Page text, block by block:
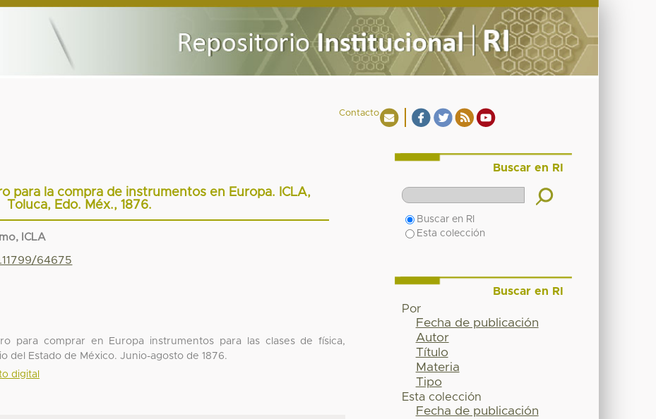
Contacto
para la compra de instrumentos en Europa. ICLA,
Toluca, Edo. Méx., 1876.
ICLA
64675
para comprar en Europa instrumentos para las clases de física,
del Estado de México. Junio-agosto de 1876.
digital
Buscar en RI
Buscar en RI
Esta colección
Buscar en RI
Por
Fecha de publicación
Autor
Título
Materia
Tipo
Esta colección
Fecha de publicación